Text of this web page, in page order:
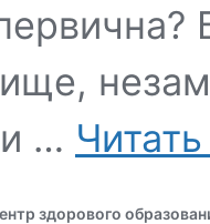
…
здорового